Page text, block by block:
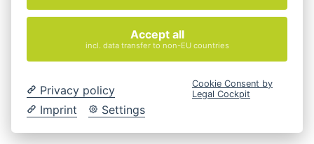
994,00€
Dies ist der Onlineshop von
Accept all
incl. data transfer to non-EU countries
Privacy policy
Imprint
Settings
Cookie Consent by
Legal Cockpit